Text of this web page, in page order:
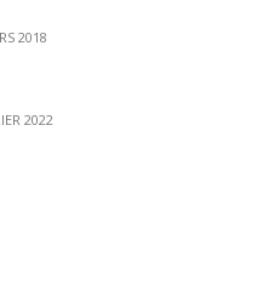
2018
2022